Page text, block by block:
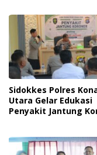
Sidokkes Polres
Utara Gelar Edukasi
Penyakit Jantung
Hidup Sehat